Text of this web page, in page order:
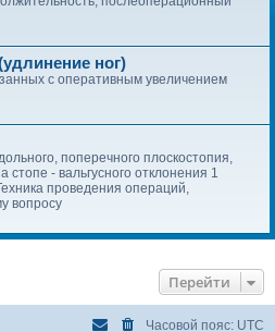
ног)
с оперативным увеличением
поперечного плоскостопия,
стопе - вальгусного отклонения 1
проведения операций,
вопросу
Перейти
Часовой пояс: UTC